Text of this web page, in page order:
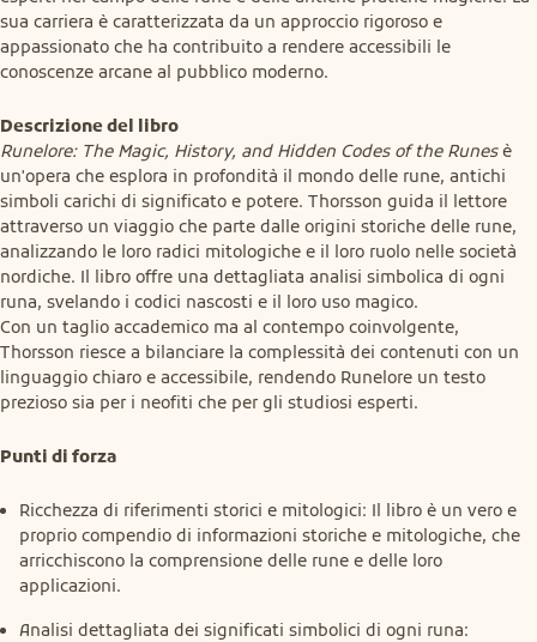
sua carriera è caratterizzata da un approccio rigoroso e
appassionato che ha contribuito a rendere accessibili le
conoscenze arcane al pubblico moderno.
Descrizione del libro
Runelore: The Magic, History, and Hidden Codes of the Runes è
un'opera che esplora in profondità il mondo delle rune, antichi
simboli carichi di significato e potere. Thorsson guida il lettore
attraverso un viaggio che parte dalle origini storiche delle rune,
analizzando le loro radici mitologiche e il loro ruolo nelle società
nordiche. Il libro offre una dettagliata analisi simbolica di ogni
runa, svelando i codici nascosti e il loro uso magico.
Con un taglio accademico ma al contempo coinvolgente,
Thorsson riesce a bilanciare la complessità dei contenuti con un
linguaggio chiaro e accessibile, rendendo Runelore un testo
prezioso sia per i neofiti che per gli studiosi esperti.
Punti di forza
Ricchezza di riferimenti storici e mitologici: Il libro è un vero e
proprio compendio di informazioni storiche e mitologiche, che
arricchiscono la comprensione delle rune e delle loro
applicazioni.
Analisi dettagliata dei significati simbolici di ogni runa: